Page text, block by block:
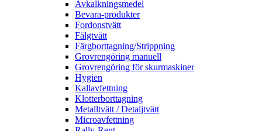
Avkalkningsmedel
Bevara-produkter
Fordonstvätt
Fälgtvätt
Färgborttagning/Strippning
Grovrengöring manuell
Grovrengöring för skurmaskiner
Hygien
Kallavfettning
Klotterborttagning
Metalltvätt / Detaljtvätt
Microavfettning